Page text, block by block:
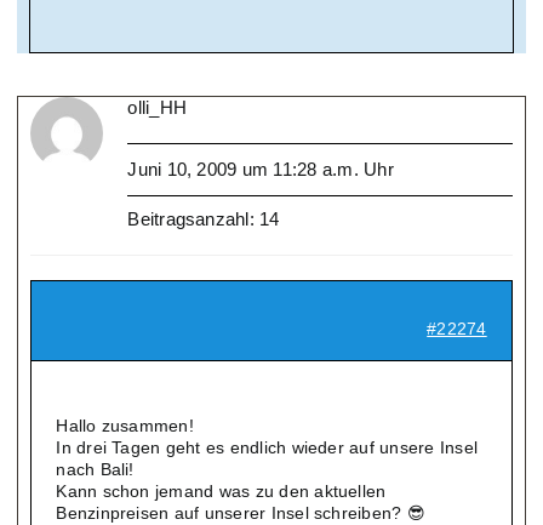
olli_HH
Juni 10, 2009 um 11:28 a.m. Uhr
Beitragsanzahl: 14
#22274
Hallo zusammen!
In drei Tagen geht es endlich wieder auf unsere Insel
nach Bali!
Kann schon jemand was zu den aktuellen
Benzinpreisen auf unserer Insel schreiben? 😎